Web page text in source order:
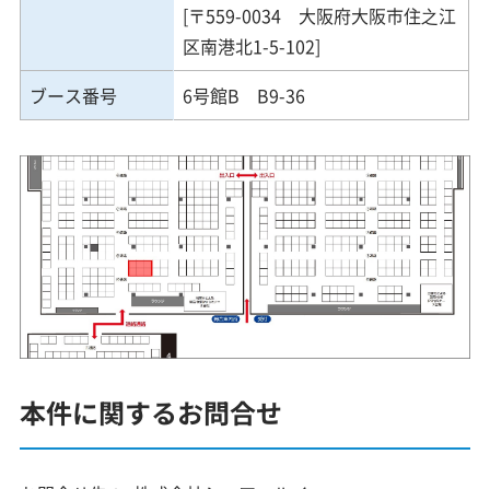
[〒559-0034 大阪府大阪市住之江
区南港北1-5-102]
ブース番号
6号館B B9-36
本件に関するお問合せ